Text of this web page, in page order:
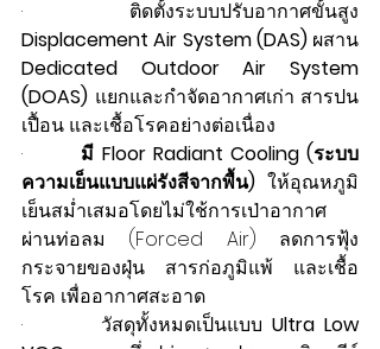
Displacement Air System (DAS)
Dedicated Outdoor Air System
(DOAS) แยกและกำจัดอากาศเก่า สารปน
เปื้อน และเชื้อโรคอย่างต่อเนื่อง
· มี Floor Radiant Cooling (ระบบ
ความเย็นแบบแผ่รังสีจากพื้น) ให้อุณหภูมิ
เย็นสม่ำเสมอโดยไม่ใช้การเป่าอากาศ
ผ่านท่อลม (Forced Air) ลดการฟุ้ง
กระจายของฝุ่น สารก่อภูมิแพ้ และเชื้อ
โรค เพื่ออากาศสะอาด
·        วัสดุทั้งหมดเป็นแบบ Ultra Low